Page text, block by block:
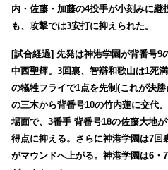
内・佐藤・加藤の4投手が小刻みに継
も、攻撃では3安打に抑えられた。
[試合経過] 先発は神港学園が背番号9
中西聖輝。3回裏、智辯和歌山は1死
の犠牲フライで1点を先制(これが決
の三木から背番号10の竹内蓮に交代
場面で、3番手 背番号18の佐藤大地
得点に抑える。さらに神港学園は7回
がマウンドへ上がる。神港学園は6・